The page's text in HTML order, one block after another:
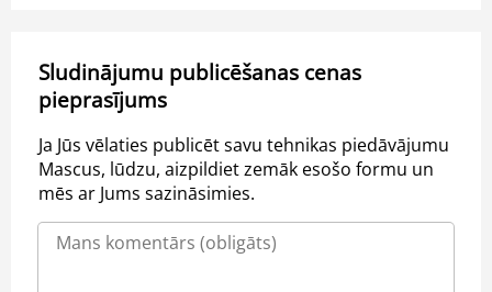
Sludinājumu publicēšanas cenas
pieprasījums
Ja Jūs vēlaties publicēt savu tehnikas piedāvājumu
Mascus, lūdzu, aizpildiet zemāk esošo formu un
mēs ar Jums sazināsimies.